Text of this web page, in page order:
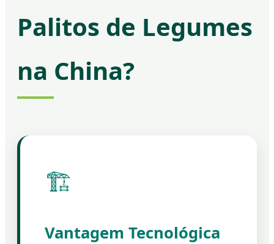
Palitos de Legumes
na China?
🏗️
Vantagem Tecnológica